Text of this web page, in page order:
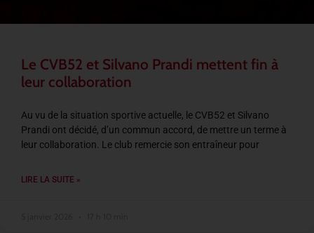
Le CVB52 et Silvano Prandi mettent fin à
leur collaboration
Au vu de la situation sportive actuelle, le CVB52 et Silvano
Prandi ont décidé, d’un commun accord, de mettre un terme à
leur collaboration. Le club remercie son entraîneur pour
LIRE LA SUITE »